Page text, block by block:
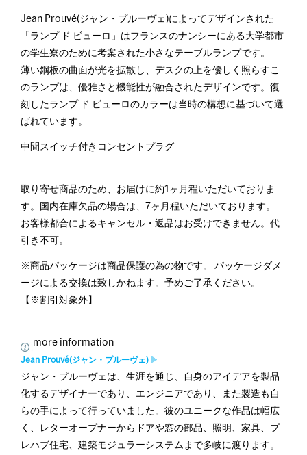
Jean Prouvé(ジャン・プルーヴェ)によってデザインされた
「ランプ ド ビューロ」はフランスのナンシーにある大学都市
の学生寮のために考案された小さなテーブルランプです。
薄い鋼板の曲面が光を拡散し、デスクの上を優しく照らすこ
のランプは、優雅さと機能性が融合されたデザインです。復
刻したランプ ド ビューロのカラーは当時の構想に基づいて選
ばれています。
中間スイッチ付きコンセントプラグ
取り寄せ商品のため、お届けに約1ヶ月程いただいておりま
す。国内在庫欠品の場合は、7ヶ月程いただいております。
お客様都合によるキャンセル・返品はお受けできません。代
引き不可。
※商品パッケージは商品保護の為の物です。 パッケージダメ
ージによる交換は致しかねます。予めご了承ください。
【※割引対象外】
more information
Jean Prouvé(ジャン・プルーヴェ)
ジャン・プルーヴェは、生涯を通じ、自身のアイデアを製品
化するデザイナーであり、エンジニアであり、また製造も自
らの手によって行っていました。彼のユニークな作品は幅広
く、レターオープナーからドアや窓の部品、照明、家具、プ
レハブ住宅、建築モジュラーシステムまで多岐に渡ります。